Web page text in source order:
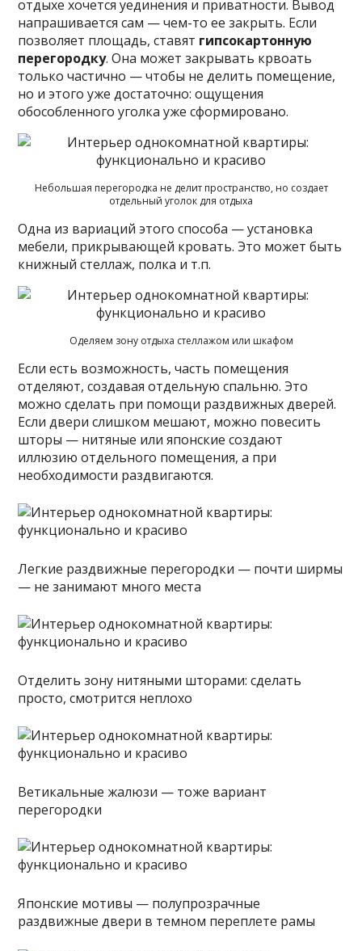
отдыхе хочется уединения и приватности. Вывод
напрашивается сам — чем-то ее закрыть. Если
позволяет площадь, ставят гипсокартонную
перегородку. Она может закрывать крвоать
только частично — чтобы не делить помещение,
но и этого уже достаточно: ощущения
обособленного уголка уже сформировано.
Небольшая перегородка не делит пространство, но создает
отдельный уголок для отдыха
Одна из вариаций этого способа — установка
мебели, прикрывающей кровать. Это может быть
книжный стеллаж, полка и т.п.
Оделяем зону отдыха стеллажом или шкафом
Если есть возможность, часть помещения
отделяют, создавая отдельную спальню. Это
можно сделать при помощи раздвижных дверей.
Если двери слишком мешают, можно повесить
шторы — нитяные или японские создают
иллюзию отдельного помещения, а при
необходимости раздвигаются.
Легкие раздвижные перегородки — почти ширмы
— не занимают много места
Отделить зону нитяными шторами: сделать
просто, смотрится неплохо
Ветикальные жалюзи — тоже вариант
перегородки
Японские мотивы — полупрозрачные
раздвижные двери в темном переплете рамы